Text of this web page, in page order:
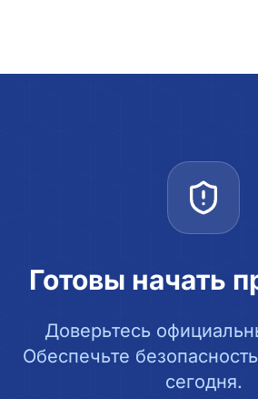
Готовы начать
Доверьтесь
Обеспечьте
сегодня.